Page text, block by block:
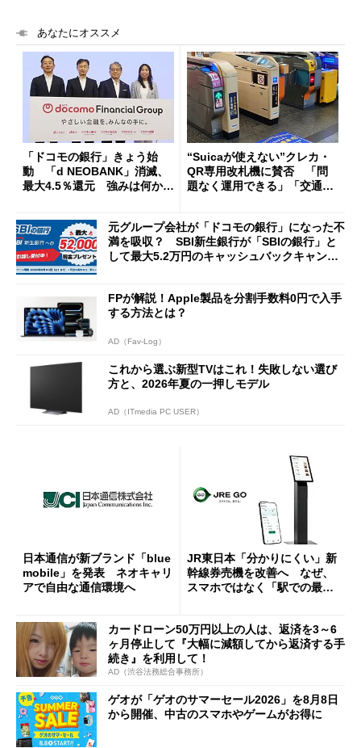
あなたにオススメ
「ドコモの銀行」きょう始
動 「d NEOBANK」消滅、
最大4.5％還元 強みは何か解
“Suicaが使えない”クレカ・
QR専用改札機に賛否 「問
題なく運用できる」「交通系I
元グループ会社が「ドコモの銀行」になった不
満を吸収？ SBI新生銀行が「SBIの銀行」と
して最大5.2万円のキャッシュバックキャンペ
FPが解説！Apple製品を分割手数料0円で入手
する方法とは？
AD（Fav-Log）
これから選ぶ新型TVはこれ！失敗しない選び
方と、2026年夏の一押しモデル
AD（ITmedia PC USER）
日本通信が新ブランド「blue
mobile」を発表 ネオキャリ
アで自由な通信環境へ
JR東日本「分かりにくい」新
幹線券売機を改善へ なぜ、
スマホではなく「駅での最短
カードローン50万円以上の人は、返済を3～6
ヶ月停止して『大幅に減額してから返済する手
続き』を利用して！
AD（渋谷法務総合事務所）
ゲオが「ゲオのサマーセール2026」を8月8日
から開催、中古のスマホやゲームがお得に